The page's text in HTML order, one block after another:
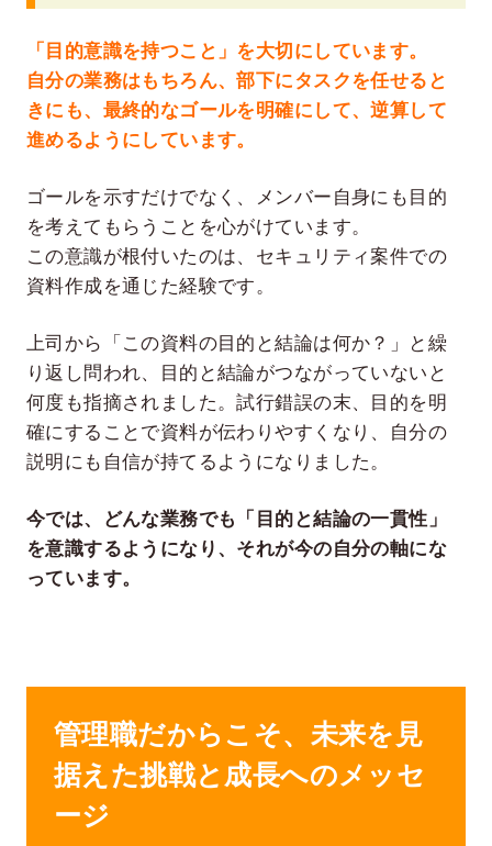
「目的意識を持つこと」を大切にしています。
自分の業務はもちろん、部下にタスクを任せると
きにも、最終的なゴールを明確にして、逆算して
進めるようにしています。
ゴールを示すだけでなく、メンバー自身にも目的
を考えてもらうことを心がけています。
この意識が根付いたのは、セキュリティ案件での
資料作成を通じた経験です。
上司から「この資料の目的と結論は何か？」と繰
り返し問われ、目的と結論がつながっていないと
何度も指摘されました。試行錯誤の末、目的を明
確にすることで資料が伝わりやすくなり、自分の
説明にも自信が持てるようになりました。
今では、どんな業務でも「目的と結論の一貫性」
を意識するようになり、それが今の自分の軸にな
っています。
管理職だからこそ、未来を見
据えた挑戦と成長へのメッセ
ージ